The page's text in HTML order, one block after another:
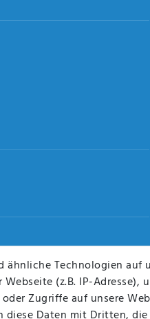
ähnliche Technologien auf
(z.B. IP-
Zugriffe auf unsere